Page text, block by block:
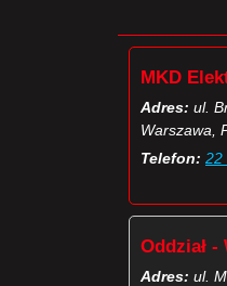
MKD
Adres: ul.
Warszawa,
Telefon: 22
Oddział -
Adres: ul.